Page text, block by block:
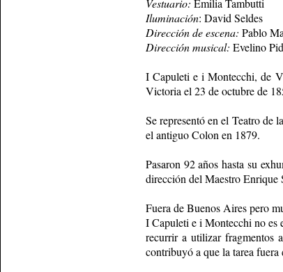
Vestuario: Emilia Tambutti
Iluminación: David Seldes
Dirección de escena: Pablo
Dirección musical: Evelino
I Capuleti e i Montecchi, de
Victoria el 23 de octubre de
Se representó en el Teatro
el antiguo Colon en 1879.
Pasaron 92 años hasta su
dirección del Maestro
Fuera de Buenos Aires pero
I Capuleti e i Montecchi no es
recurrir a utilizar fragmentos
contribuyó a que la tarea fuera